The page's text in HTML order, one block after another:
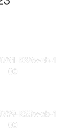
KS5web-1
00
KS3web-1
00